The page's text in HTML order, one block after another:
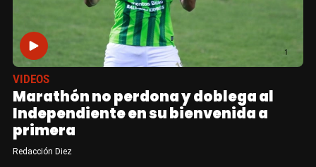
VIDEOS
Marathón no perdona y doblega al
Independiente en su bienvenida a
primera
Redacción Diez